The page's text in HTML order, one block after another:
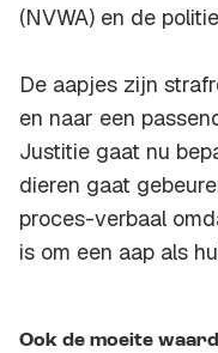
(NVWA) en de
De aapjes zijn
en naar een
Justitie gaat nu
dieren gaat
proces-verbaal
is om een aap als
Ook de moeite waard